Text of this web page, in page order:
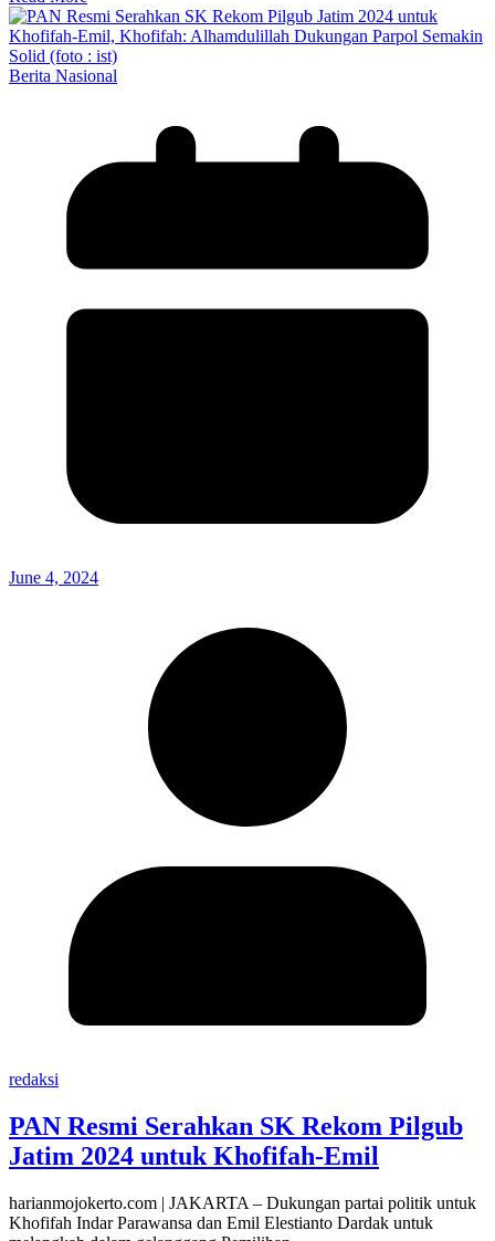
Berita Nasional
June 4, 2024
redaksi
PAN Resmi Serahkan SK Rekom Pilgub
Jatim 2024 untuk Khofifah-Emil
harianmojokerto.com | JAKARTA – Dukungan partai politik untuk
Khofifah Indar Parawansa dan Emil Elestianto Dardak untuk